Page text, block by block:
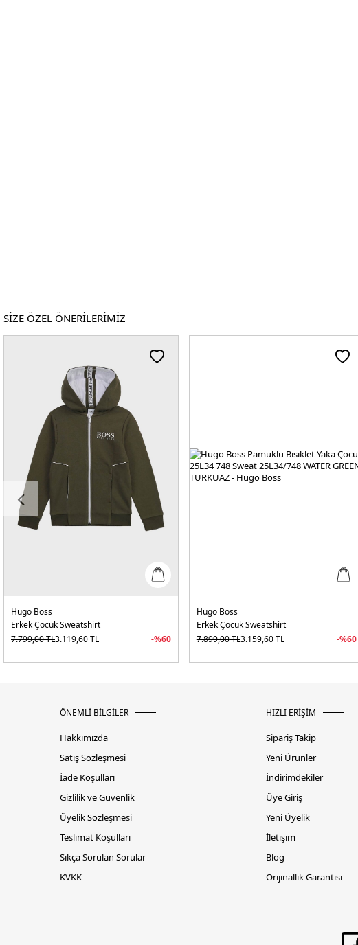
SİZE ÖZEL ÖNERİLERİMİZ
Hugo Boss
Erkek Çocuk Sweatshirt
7.799,00TL3.119,60TL -%60
Hugo Boss
Erkek Çocuk Sweatshirt
7.899,00TL3.159,60TL -%60
ÖNEMLİ BİLGİLER
Hakkımızda
Satış Sözleşmesi
İade Koşulları
Gizlilik ve Güvenlik
Üyelik Sözleşmesi
Teslimat Koşulları
Sıkça Sorulan Sorular
KVKK
HIZLI ERİŞİM
Sipariş Takip
Yeni Ürünler
İndirimdekiler
Üye Giriş
Yeni Üyelik
İletişim
Blog
Orijinallik Garantisi